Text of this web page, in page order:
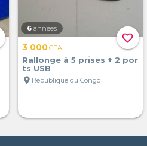
favorite_border
6 années
3 000CFA
Rallonge à 5 prises + 2 por
ts USB
location_on République du Congo